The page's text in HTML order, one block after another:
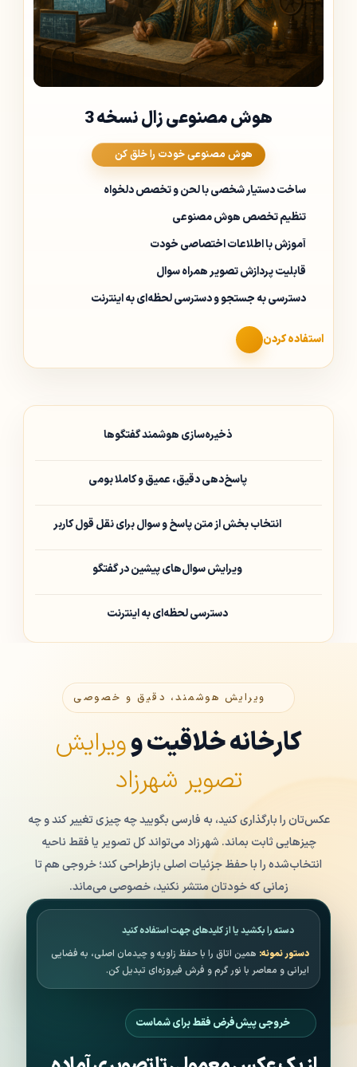
هوش مصنوعی زال نسخه 3
هوش مصنوعی خودت را خلق کن
ساخت دستیار شخصی با لحن و تخصص دلخواه
تنظیم تخصص هوش مصنوعی
آموزش با اطلاعات اختصاصی خودت
قابلیت پردازش تصویر همراه سوال
دسترسی به جستجو و دسترسی لحظه‌ای به اینترنت
استفاده کردن
ذخیره‌سازی هوشمند گفتگوها
پاسخ‌دهی دقیق، عمیق و کاملا بومی
انتخاب بخش از متن پاسخ و سوال برای نقل قول کاربر
ویرایش سوال‌های پیشین در گفتگو
دسترسی لحظه‌ای به اینترنت
ویرایش هوشمند، دقیق و خصوصی
کارخانه خلاقیت وویرایش
تصویر شهرزاد
عکس‌تان را بارگذاری کنید، به فارسی بگویید چه چیزی تغییر کند و چه
چیزهایی ثابت بماند. شهرزاد می‌تواند کل تصویر یا فقط ناحیه
انتخاب‌شده را با حفظ جزئیات اصلی بازطراحی کند؛ خروجی هم تا
زمانی که خودتان منتشر نکنید، خصوصی می‌ماند.
خروجی پیش‌فرض فقط برای شماست
بعد
میزان نمایش تصویر قبل و بعد از ویرایش
دسته را بکشید یا از کلیدهای جهت استفاده کنید
دستور نمونه: همین اتاق را با حفظ زاویه و چیدمان اصلی، به فضایی
ایرانی و معاصر با نور گرم و فرش فیروزه‌ای تبدیل کن.